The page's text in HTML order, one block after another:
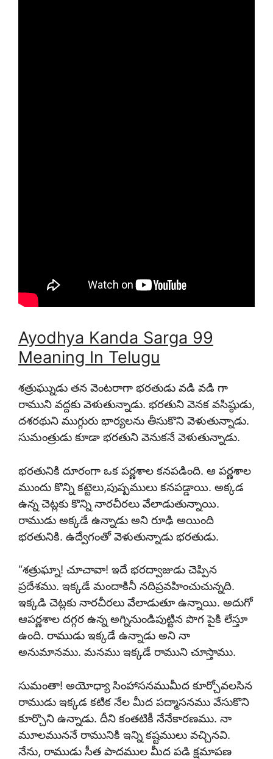
Ayodhya Kanda Sarga 99
Meaning In Telugu
శత్రుఘ్నుడు తన వెంటరాగా భరతుడు వడి వడి గా
రాముని వద్దకు వెళుతున్నాడు. భరతుని వెనక వసిష్ఠుడు,
దశరథుని ముగ్గురు భార్యలను తీసుకొని వెళుతున్నాడు.
సుమంత్రుడు కూడా భరతుని వెనుకనే వెళుతున్నాడు.
భరతునికి దూరంగా ఒక పర్ణశాల కనపడింది. ఆ పర్ణశాల
ముందు కొన్ని కట్టెలు,పుష్పములు కనపడ్డాయి. అక్కడ
ఉన్న చెట్లకు కొన్ని నారచీరలు వేలాడుతున్నాయి.
రాముడు అక్కడే ఉన్నాడు అని రూఢి అయింది
భరతునికి. ఉద్వేగంతో వెళుతున్నాడు భరతుడు.
“శత్రుఘ్నా! చూచావా! ఇదే భరద్వాజుడు చెప్పిన
ప్రదేశము. ఇక్కడే మందాకినీ నదిప్రవహించుచున్నది.
ఇక్కడి చెట్లకు నారచీరలు వేలాడుతూ ఉన్నాయి. అదుగో
ఆపర్ణశాల దగ్గర ఉన్న అగ్నినుండిపుట్టిన పొగ పైకి లేస్తూ
ఉంది. రాముడు ఇక్కడే ఉన్నాడు అని నా
అనుమానము. మనము ఇక్కడే రాముని చూస్తాము.
సుమంతా! అయోధ్యా సింహాసనముమీద కూర్చోవలసిన
రాముడు ఇక్కడ కటిక నేల మీద పద్మాసనము వేసుకొని
కూర్చొని ఉన్నాడు. దీని కంతటికీ నేనేకారణము. నా
మూలముననే రామునికి ఇన్ని కష్టములు వచ్చినవి.
నేను, రాముడు సీత పాదముల మీద పడి క్షమాపణ